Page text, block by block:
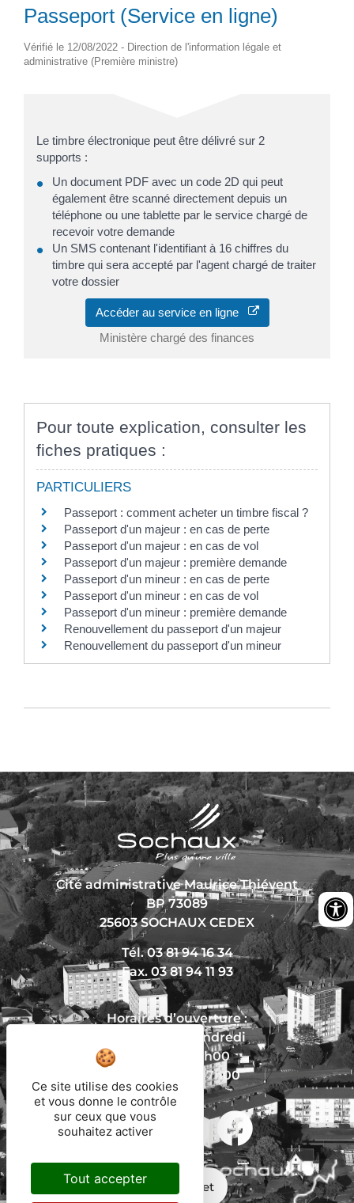
Passeport (Service en ligne)
Vérifié le 12/08/2022 - Direction de l'information légale et
administrative (Première ministre)
Le timbre électronique peut être délivré sur 2
supports :
Un document PDF avec un code 2D qui peut
également être scanné directement depuis un
téléphone ou une tablette par le service chargé de
recevoir votre demande
Un SMS contenant l'identifiant à 16 chiffres du
timbre qui sera accepté par l'agent chargé de traiter
votre dossier
Accéder au service en ligne
Ministère chargé des finances
Pour toute explication, consulter les
fiches pratiques :
PARTICULIERS
Passeport : comment acheter un timbre fiscal ?
Passeport d'un majeur : en cas de perte
Passeport d'un majeur : en cas de vol
Passeport d'un majeur : première demande
Passeport d'un mineur : en cas de perte
Passeport d'un mineur : en cas de vol
Passeport d'un mineur : première demande
Renouvellement du passeport d'un majeur
Renouvellement du passeport d'un mineur
Cité administrative Maurice Thiévent
BP 73089
25603 SOCHAUX CEDEX
Tél. 03 81 94 16 34
Fax. 03 81 94 11 93
Horaires d’ouverture :
Du lundi au vendredi
De 8h30 à 12h00
Et de 13h30 à 17h00
Nous écrire
Mon trajet
Ce site utilise des cookies
et vous donne le contrôle
sur ceux que vous
souhaitez activer
Tout accepter